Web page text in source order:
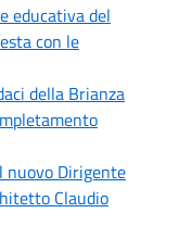
educativa del
con le
della Brianza
nuovo Dirigente
Claudio